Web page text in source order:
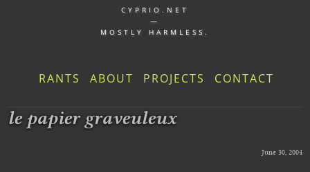
CYPRIO.NET
—
MOSTLY HARMLESS.
RANTS ABOUT PROJECTS CONTACT
le papier graveuleux
June 30, 2004